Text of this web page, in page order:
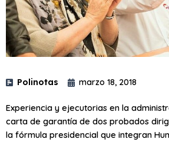
Polinotas marzo 18, 2018
Experiencia y ejecutorias en la
carta de garantía de dos probados
la fórmula presidencial que integran